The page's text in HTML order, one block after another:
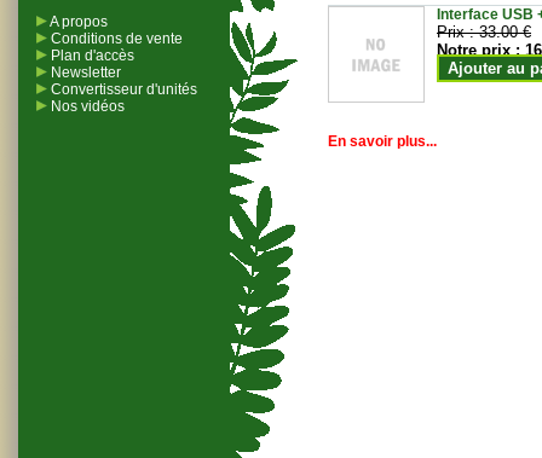
A propos
Conditions de vente
Plan d'accès
Newsletter
Convertisseur d'unités
Nos vidéos
Interface USB
Prix :33.00 €
Notre prix :
Ajouter au
En savoir plus...